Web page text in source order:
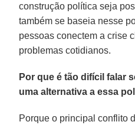
construção política seja
também se baseia nesse
pessoas conectem a crise
problemas cotidianos.
Por que é tão difícil falar
uma alternativa a essa
Porque o principal conflito